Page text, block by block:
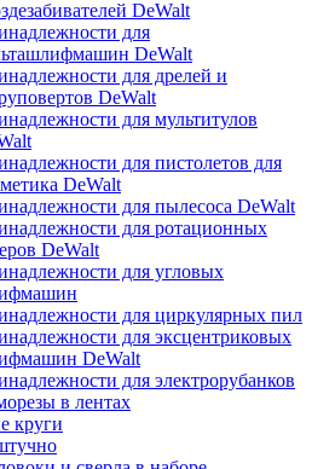
DeWalt
для
DeWalt
для дрелей и
DeWalt
для мультитулов
для пистолетов для
DeWalt
для пылесоса DeWalt
для ротационных
DeWalt
для угловых
для циркулярных пил
для эксцентриковых
DeWalt
для электрорубанков
в лентах
круги